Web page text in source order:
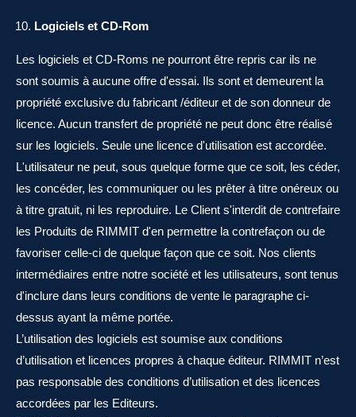
Logiciels et CD-Rom
Les logiciels et CD-Roms ne pourront être repris car ils ne
sont soumis à aucune offre d'essai. Ils sont et demeurent la
propriété exclusive du fabricant /éditeur et de son donneur de
licence. Aucun transfert de propriété ne peut donc être réalisé
sur les logiciels. Seule une licence d'utilisation est accordée.
L'utilisateur ne peut, sous quelque forme que ce soit, les céder,
les concéder, les communiquer ou les prêter à titre onéreux ou
à titre gratuit, ni les reproduire. Le Client s'interdit de contrefaire
les Produits de RIMMIT d'en permettre la contrefaçon ou de
favoriser celle-ci de quelque façon que ce soit. Nos clients
intermédiaires entre notre société et les utilisateurs, sont tenus
d'inclure dans leurs conditions de vente le paragraphe ci-
dessus ayant la même portée.
L’utilisation des logiciels est soumise aux conditions
d’utilisation et licences propres à chaque éditeur. RIMMIT n’est
pas responsable des conditions d’utilisation et des licences
accordées par les Editeurs.